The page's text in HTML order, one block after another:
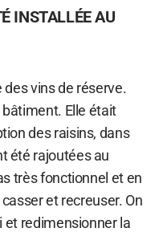
INSTALLÉE AU
des vins de réserve.
bâtiment. Elle était
des raisins, dans
été rajoutées au
très fonctionnel et en
et recreuser. On
et redimensionner la